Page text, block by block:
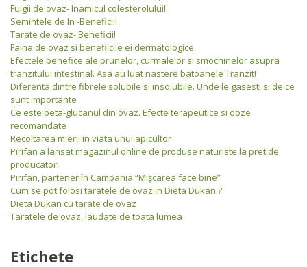
Fulgii de ovaz- Inamicul colesterolului!
Semintele de In -Beneficii!
Tarate de ovaz- Beneficii!
Faina de ovaz si benefiicile ei dermatologice
Efectele benefice ale prunelor, curmalelor si smochinelor asupra
tranzitului intestinal. Asa au luat nastere batoanele Tranzit!
Diferenta dintre fibrele solubile si insolubile. Unde le gasesti si de ce
sunt importante
Ce este beta-glucanul din ovaz. Efecte terapeutice si doze
recomandate
Recoltarea mierii in viata unui apicultor
Pirifan a lansat magazinul online de produse naturiste la pret de
producator!
Pirifan, partener în Campania “Mişcarea face bine”
Cum se pot folosi taratele de ovaz in Dieta Dukan ?
Dieta Dukan cu tarate de ovaz
Taratele de ovaz, laudate de toata lumea
Etichete